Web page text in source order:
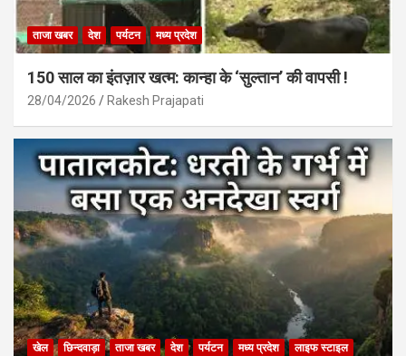
ताजा खबर देश पर्यटन मध्य प्रदेश
150 साल का इंतज़ार खत्म: कान्हा के ‘सुल्तान’ की वापसी !
28/04/2026 Rakesh Prajapati
खेल छिन्दवाड़ा ताजा खबर देश पर्यटन मध्य प्रदेश लाइफ स्टाइल